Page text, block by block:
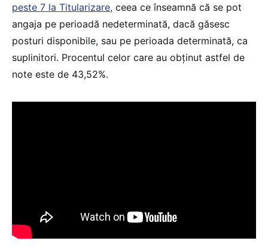
peste 7 la Titularizare, ceea ce înseamnă că se pot
angaja pe perioadă nedeterminată, dacă găsesc
posturi disponibile, sau pe perioada determinată, ca
suplinitori. Procentul celor care au obținut astfel de
note este de 43,52%.